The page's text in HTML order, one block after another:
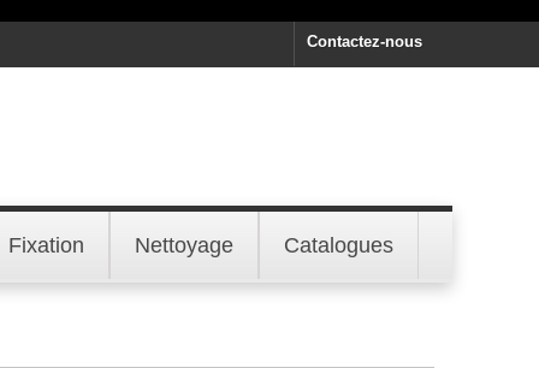
Contactez-nous
Fixation Nettoyage Catalogues